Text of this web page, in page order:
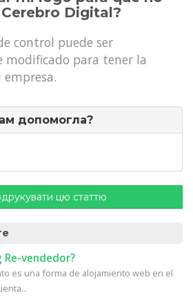
Digital?
control puede ser
para tener la
допомогла?
цю статтю
Re-vendedor?
es una forma de alojamiento web en el